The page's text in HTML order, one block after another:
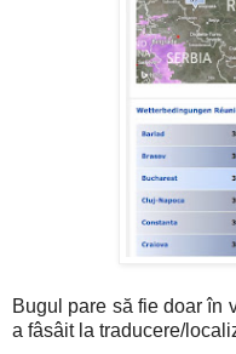
Bugul pare să fie doar în
a fâsâit la traducere/